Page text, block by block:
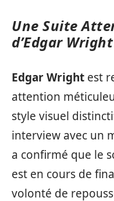
Une Suite
d’Edgar Wright
Edgar Wright est
attention
style visuel
interview avec un
a confirmé que le
est en cours de
volonté de